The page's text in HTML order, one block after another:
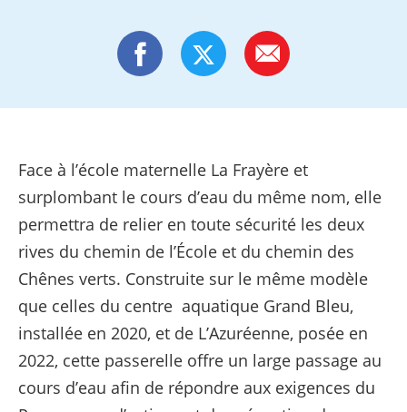
Face à l’école maternelle La Frayère et
surplombant le cours d’eau du même nom, elle
permettra de relier en toute sécurité les deux
rives du chemin de l’École et du chemin des
Chênes verts. Construite sur le même modèle
que celles du centre aquatique Grand Bleu,
installée en 2020, et de L’Azuréenne, posée en
2022, cette passerelle offre un large passage au
cours d’eau afin de répondre aux exigences du